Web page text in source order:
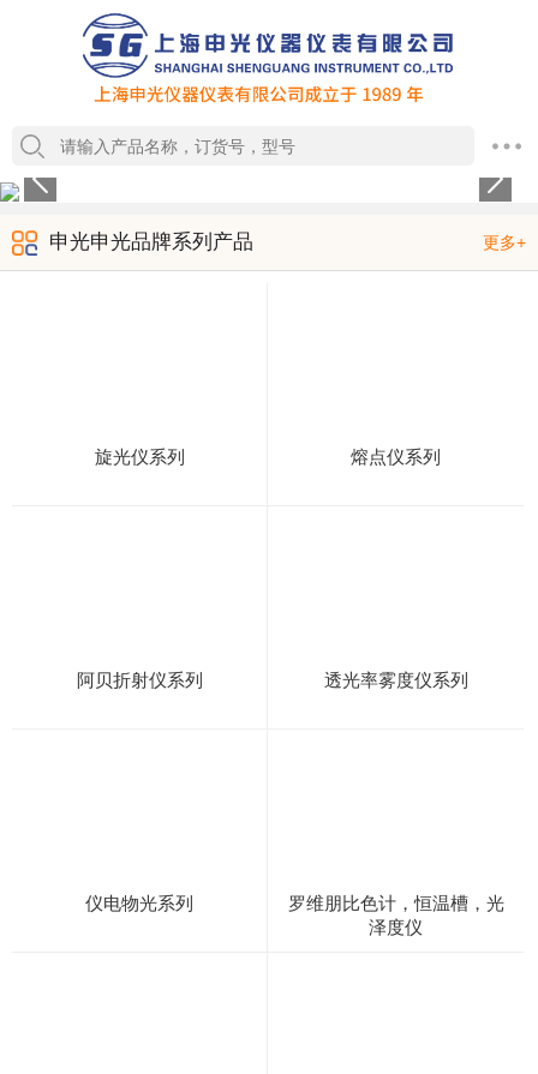
申光申光品牌系列产品 更多+
旋光仪系列 熔点仪系列
阿贝折射仪系列 透光率雾度仪系列
仪电物光系列
罗维朋比色计，恒温槽，光
泽度仪